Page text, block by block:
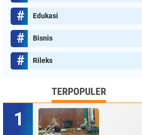
Edukasi
Bisnis
Rileks
TERPOPULER